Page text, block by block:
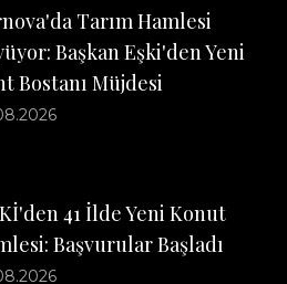
Tarım Hamlesi
Başkan Eşki'den Yeni
Bostanı Müjdesi
41 İlde Yeni Konut
Başvurular Başladı